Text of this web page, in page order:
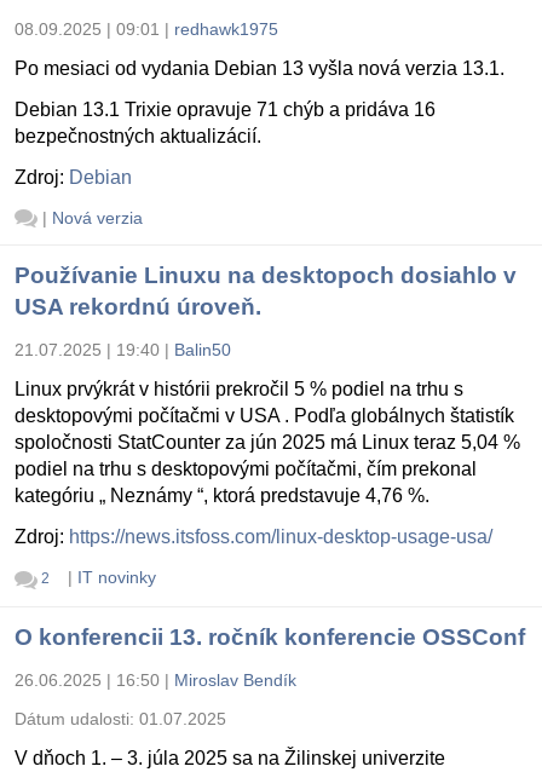
08.09.2025 | 09:01 | redhawk1975
Po mesiaci od vydania Debian 13 vyšla nová verzia 13.1.
Debian 13.1 Trixie opravuje 71 chýb a pridáva 16
bezpečnostných aktualizácií.
Zdroj: Debian
| Nová verzia
Používanie Linuxu na desktopoch dosiahlo v
USA rekordnú úroveň.
21.07.2025 | 19:40 | Balin50
Linux prvýkrát v histórii prekročil 5 % podiel na trhu s
desktopovými počítačmi v USA . Podľa globálnych štatistík
spoločnosti StatCounter za jún 2025 má Linux teraz 5,04 %
podiel na trhu s desktopovými počítačmi, čím prekonal
kategóriu „ Neznámy “, ktorá predstavuje 4,76 %.
Zdroj: https://news.itsfoss.com/linux-desktop-usage-usa/
2 | IT novinky
O konferencii 13. ročník konferencie OSSConf
26.06.2025 | 16:50 | Miroslav Bendík
Dátum udalosti: 01.07.2025
V dňoch 1. – 3. júla 2025 sa na Žilinskej univerzite